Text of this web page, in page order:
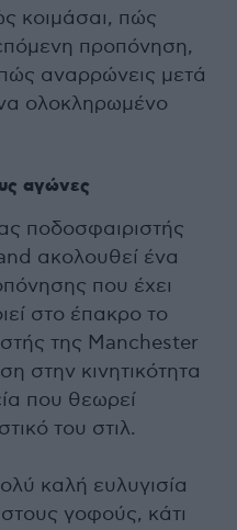
κοιμάσαι, πώς
προπόνηση,
αναρρώνεις μετά
ολοκληρωμένο
αγώνες
ποδοσφαιριστής
ακολουθεί ένα
που έχει
στο έπακρο το
της Manchester
στην κινητικότητα
που θεωρεί
του στιλ.
καλή ευλυγισία
γοφούς, κάτι